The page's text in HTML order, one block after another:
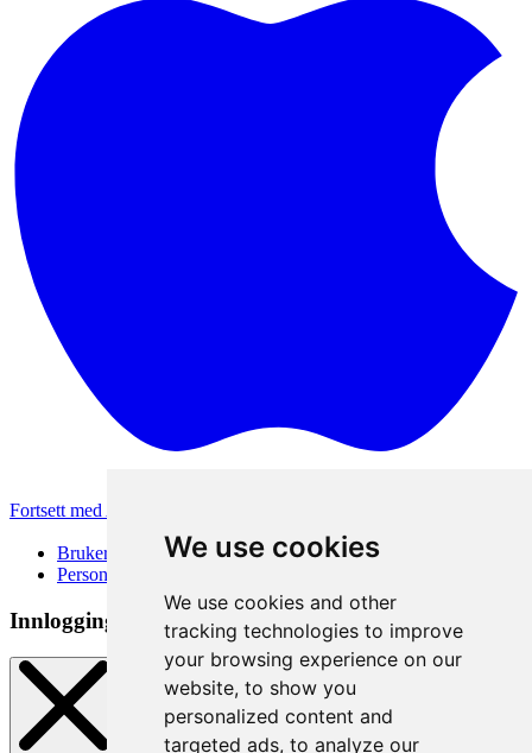
We use cookies
We use cookies and other
tracking technologies to improve
your browsing experience on our
website, to show you
personalized content and
targeted ads, to analyze our
Fortsett med Apple
Brukervilkår
Personvernerklæring
Innloggingsmetode